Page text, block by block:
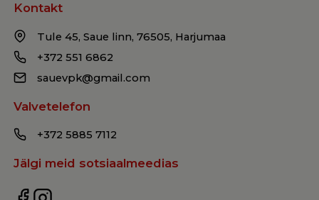
Kontakt
Tule 45, Saue linn, 76505, Harjumaa
+372 551 6862
sauevpk@gmail.com
Valvetelefon
+372 5885 7112
Jälgi meid sotsiaalmeedias